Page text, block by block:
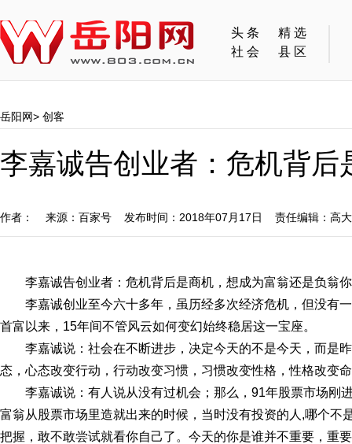
头条
精选
社会
县区
岳阳网> 创客
李嘉诚告创业者：危机背
作者： 来源：百家号 发布时间：2018年07月17日 责任编辑：高
李嘉诚告创业者：危机背后是商机，想成为富翁还是负翁
李嘉诚创业至今六十多年，虽历经多次经济危机，但没有
首富以来，15年间不管风云如何变幻始终稳居这一宝座。
李嘉诚说：社会在不断进步，决定今天的不是今天，而是
态，心态改变行动，行动改变习惯，习惯改变性格，性格改变
李嘉诚说：有人说从没有过机会；那么，91年股票市场刚
富翁从股票市场里造就出来的时候，当时没有投资的人,哪个不
把握，敢不敢尝试就看你自己了。今天的你是谁并不重要，重